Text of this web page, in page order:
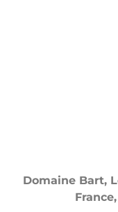
Domaine Bart,